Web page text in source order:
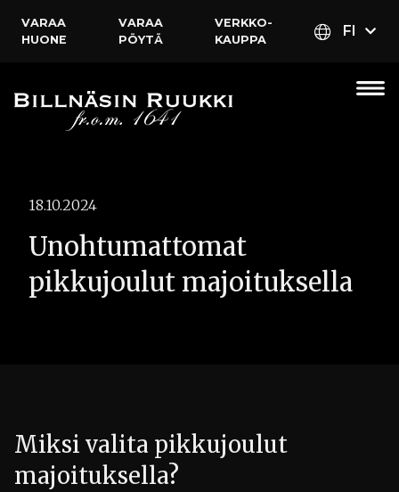
VARAA
HUONE
VARAA
PÖYTÄ
VERKKO­
KAUPPA
FI
18.10.2024
Unohtumattomat
pikkujoulut majoituksella
Miksi valita pikkujoulut
majoituksella?